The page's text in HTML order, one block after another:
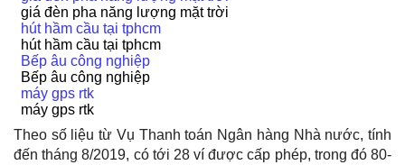
giá đèn pha năng lượng mặt trời
hút hầm cầu tại tphcm
hút hầm cầu tại tphcm
Bếp âu công nghiệp
Bếp âu công nghiệp
máy gps rtk
máy gps rtk
Theo số liệu từ Vụ Thanh toán Ngân hàng Nhà nước, tính
đến tháng 8/2019, có tới 28 ví được cấp phép, trong đó 80-